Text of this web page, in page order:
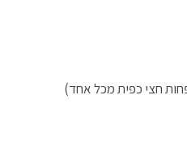
חצי כפית מכל אחד)